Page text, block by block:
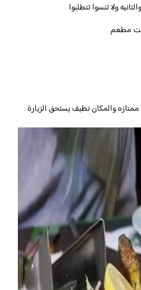
ولا تنسوا تتطلبوا
مطعم
والمكان نظيف يستحق الزيارة